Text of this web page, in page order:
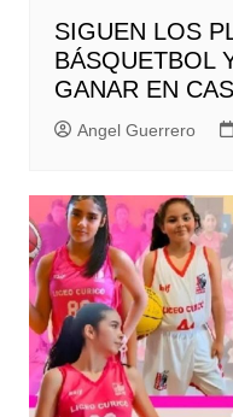
SIGUEN LOS
BÁSQUETBOL
GANAR EN
Angel Guerrero